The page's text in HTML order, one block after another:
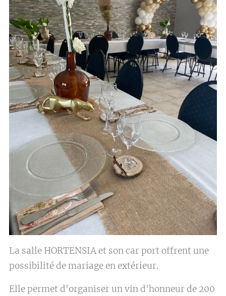
La salle HORTENSIA et son car port offrent une
possibilité de mariage en extérieur.
Elle permet d'organiser un vin d'honneur de 200